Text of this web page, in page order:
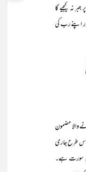
نہ کیجیے گا
اپنے رب کی
مضمون
اس طرح جاری
سورت ہے۔